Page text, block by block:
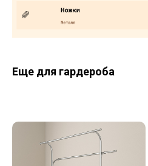
Еще для гардероба